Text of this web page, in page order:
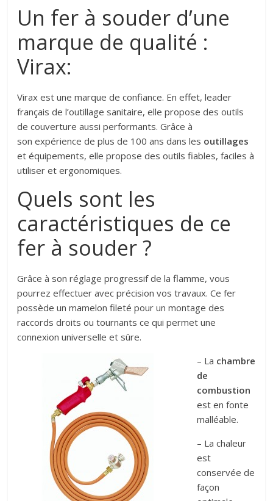
Un fer à souder d’une
marque de qualité :
Virax:
Virax est une marque de confiance. En effet, leader
français de l’outillage sanitaire, elle propose des outils
de couverture aussi performants. Grâce à
son expérience de plus de 100 ans dans les outillages
et équipements, elle propose des outils fiables, faciles à
utiliser et ergonomiques.
Quels sont les
caractéristiques de ce
fer à souder ?
Grâce à son réglage progressif de la flamme, vous
pourrez effectuer avec précision vos travaux. Ce fer
possède un mamelon fileté pour un montage des
raccords droits ou tournants ce qui permet une
connexion universelle et sûre.
– La chambre
de
combustion
est en fonte
malléable.
– La chaleur
est
conservée de
façon